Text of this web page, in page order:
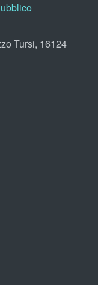
Tursi, 16124